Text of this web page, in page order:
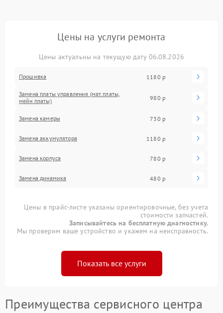
Цены на услуги ремонта
Цены актуальны на текущую дату 06.08.2026
Прошивка 1180 р
Замена платы управления (мат.платы,
мейн платы)
980 р
Замена камеры 730 р
Замена аккумулятора 1180 р
Замена корпуса 780 р
Замена динамика 480 р
Цены в прайс-листе указаны ориентировочные, без учета
стоимости запчастей.
Записывайтесь на бесплатную диагностику.
Мы проверим ваше устройство и укажем на неисправность.
Показать все услуги
Преимущества сервисного центра